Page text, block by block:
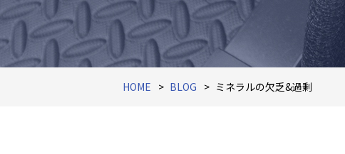
HOME BLOG ミネラルの欠乏&過剰